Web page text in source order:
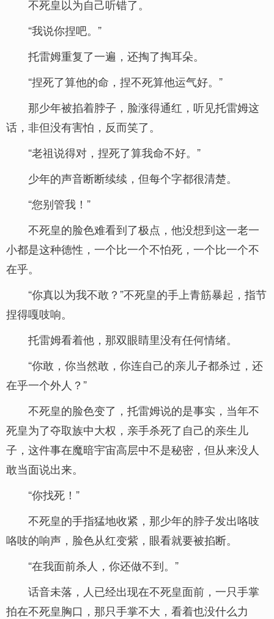
不死皇以为自己听错了。
“我说你捏吧。”
托雷姆重复了一遍，还掏了掏耳朵。
“捏死了算他的命，捏不死算他运气好。”
那少年被掐着脖子，脸涨得通红，听见托雷姆这
话，非但没有害怕，反而笑了。
“老祖说得对，捏死了算我命不好。”
少年的声音断断续续，但每个字都很清楚。
“您别管我！”
不死皇的脸色难看到了极点，他没想到这一老一
小都是这种德性，一个比一个不怕死，一个比一个不
在乎。
“你真以为我不敢？”不死皇的手上青筋暴起，指节
捏得嘎吱响。
托雷姆看着他，那双眼睛里没有任何情绪。
“你敢，你当然敢，你连自己的亲儿子都杀过，还
在乎一个外人？”
不死皇的脸色变了，托雷姆说的是事实，当年不
死皇为了夺取族中大权，亲手杀死了自己的亲生儿
子，这件事在魔暗宇宙高层中不是秘密，但从来没人
敢当面说出来。
“你找死！”
不死皇的手指猛地收紧，那少年的脖子发出咯吱
咯吱的响声，脸色从红变紫，眼看就要被掐断。
“在我面前杀人，你还做不到。”
话音未落，人已经出现在不死皇面前，一只手掌
拍在不死皇胸口，那只手掌不大，看着也没什么力